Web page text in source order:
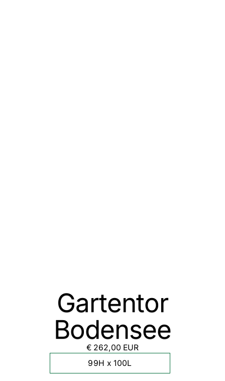
Gartentor
Bodensee
€ 262,00 EUR
99H x 100L